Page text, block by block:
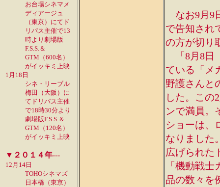
お台場シネマメ
ディアージュ
（東京）にてド
リパス主催で13
時より劇場版
F.S.S.＆
GTM（600名）
がイッキミ上映
1月18日
シネ・リーブル
梅田（大阪）に
てドリパス主催
で18時30分より
劇場版F.S.S.＆
GTM（120名）
がイッキミ上映
▼２０１４年---
12月14日
TOHOシネマズ
日本橋（東京）
なお9月9
で告知され
の方が切り
「8月8日
ている「メ
野護さんと
した。この
ンで満員。
ショーは、
なりました
広げられた
「機動戦
品の数々を